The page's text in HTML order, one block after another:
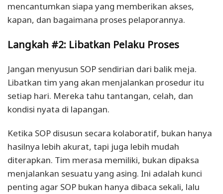
mencantumkan siapa yang memberikan akses,
kapan, dan bagaimana proses pelaporannya.
Langkah #2: Libatkan Pelaku Proses
Jangan menyusun SOP sendirian dari balik meja.
Libatkan tim yang akan menjalankan prosedur itu
setiap hari. Mereka tahu tantangan, celah, dan
kondisi nyata di lapangan.
Ketika SOP disusun secara kolaboratif, bukan hanya
hasilnya lebih akurat, tapi juga lebih mudah
diterapkan. Tim merasa memiliki, bukan dipaksa
menjalankan sesuatu yang asing. Ini adalah kunci
penting agar SOP bukan hanya dibaca sekali, lalu